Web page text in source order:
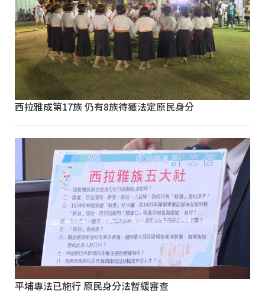
西拉雅成第17族 仍有8族待獲法定原民身分
平埔專法已施行 原民身分法暫緩審查